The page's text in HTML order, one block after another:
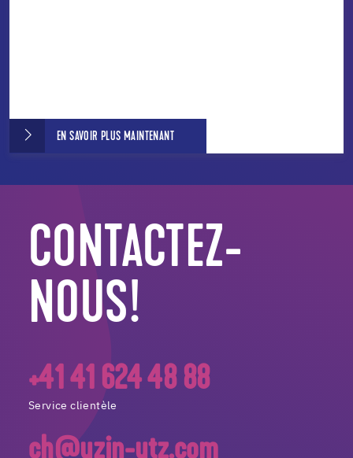
EN SAVOIR PLUS MAINTENANT
CONTACTEZ-
NOUS!
+41 41 624 48 88
Service clientèle
ch@uzin-utz.com